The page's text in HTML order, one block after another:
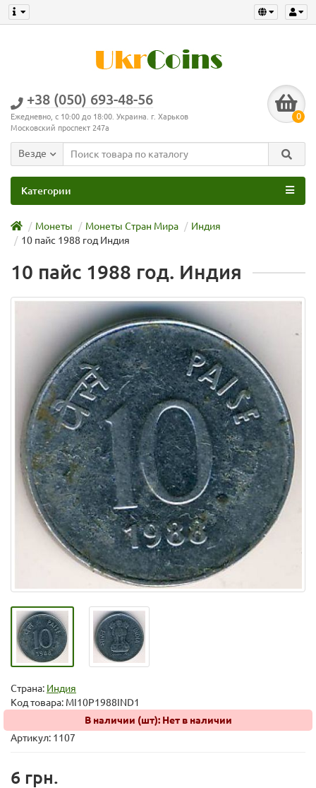
+38 (050) 693-48-56
Ежедневно, с 10:00 до 18:00. Украина. г. Харьков
Московский проспект 247а
0
Везде
Категории
Монеты Монеты Стран Мира
Индия
10 пайс 1988 год Индия
10 пайс 1988 год. Индия
Страна: Индия
Код товара: MI10P1988IND1
В наличии (шт): Нет в наличии
Артикул: 1107
6 грн.